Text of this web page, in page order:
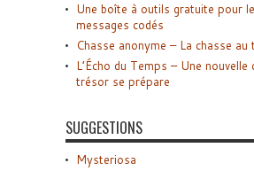
Une boîte à outils gratuite pour
messages codés
Chasse anonyme – La chasse
L’Écho du Temps – Une nouvelle
trésor se prépare
SUGGESTIONS
Mysteriosa